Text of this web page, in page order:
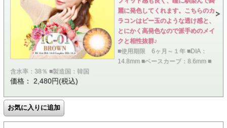
麗に発色してくれます。こちらのカ
ラコンはビー玉のような透け感と、
とにかく高発色なので派手めのメイ
クと相性抜群♪
■使用期限 6ヶ月～１年 ■DIA：
14.8mm ■ベースカーブ：8.6mm ■
含水率：38％ ■製造国：韓国
価格： 2,480円(税込)